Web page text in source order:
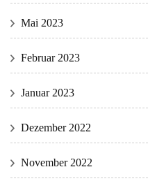
Mai 2023
Februar 2023
Januar 2023
Dezember 2022
November 2022